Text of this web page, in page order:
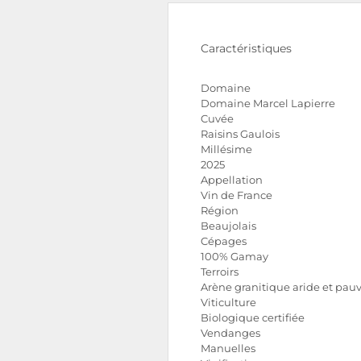
Caractéristiques
Domaine
Domaine Marcel Lapierre
Cuvée
Raisins Gaulois
Millésime
2025
Appellation
Vin de France
Région
Beaujolais
Cépages
100% Gamay
Terroirs
Arène granitique aride et
Viticulture
Biologique certifiée
Vendanges
Manuelles